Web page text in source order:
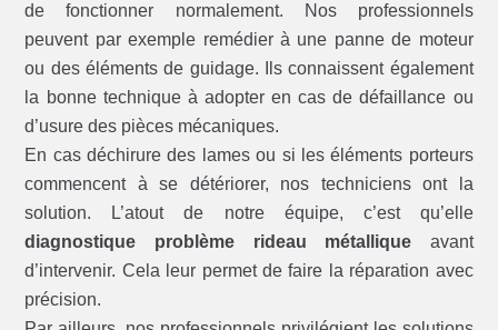
de fonctionner normalement. Nos professionnels
peuvent par exemple remédier à une panne de moteur
ou des éléments de guidage. Ils connaissent également
la bonne technique à adopter en cas de défaillance ou
d’usure des pièces mécaniques.
En cas déchirure des lames ou si les éléments porteurs
commencent à se détériorer, nos techniciens ont la
solution. L’atout de notre équipe, c’est qu’elle
diagnostique problème rideau métallique avant
d’intervenir. Cela leur permet de faire la réparation avec
précision.